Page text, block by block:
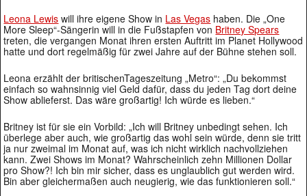
Leona Lewis will ihre eigene Show in Las Vegas haben. Die „One
More Sleep“-Sängerin will in die Fußstapfen von Britney Spears
treten, die vergangen Monat ihren ersten Auftritt im Planet Hollywood
hatte und dort regelmäßig für zwei Jahre auf der Bühne stehen soll.
Leona erzählt der britischenTageszeitung „Metro“: „Du bekommst
einfach so wahnsinnig viel Geld dafür, dass du jeden Tag dort deine
Show ablieferst. Das wäre großartig! Ich würde es lieben.“
Britney ist für sie ein Vorbild: „Ich will Britney unbedingt sehen. Ich
überlege aber auch, wie großartig das wohl sein würde, denn sie tritt
ja nur zweimal im Monat auf, was ich nicht wirklich nachvollziehen
kann. Zwei Shows im Monat? Wahrscheinlich zehn Millionen Dollar
pro Show?! Ich bin mir sicher, dass es unglaublich gut werden wird.
Bin aber gleichermaßen auch neugierig, wie das funktionieren soll.“